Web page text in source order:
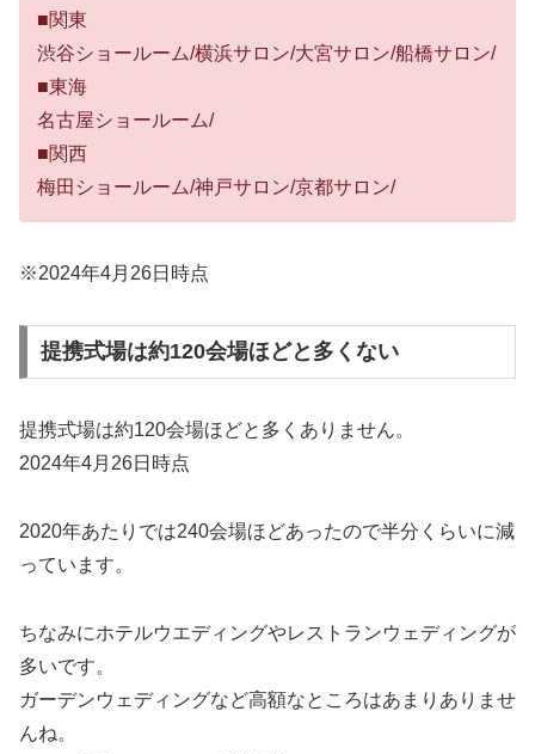
■関東
渋谷ショールーム/横浜サロン/大宮サロン/船橋サロン/
■東海
名古屋ショールーム/
■関西
梅田ショールーム/神戸サロン/京都サロン/
※2024年4月26日時点
提携式場は約120会場ほどと多くない
提携式場は約120会場ほどと多くありません。
2024年4月26日時点
2020年あたりでは240会場ほどあったので半分くらいに減
っています。
ちなみにホテルウエディングやレストランウェディングが
多いです。
ガーデンウェディングなど高額なところはあまりありませ
んね。